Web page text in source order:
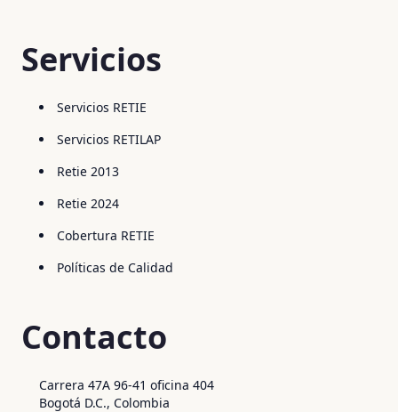
Servicios
Servicios RETIE
Servicios RETILAP
Retie 2013
Retie 2024
Cobertura RETIE
Políticas de Calidad
Contacto
Carrera 47A 96-41 oficina 404
Bogotá D.C., Colombia